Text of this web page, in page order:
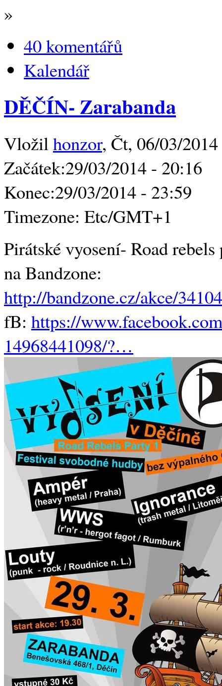
»
40 komentářů
Kalendář
DĚČÍN- Zarabanda
Vložil honzor, Čt, 06/03/
Začátek:29/03/2014 - 20:16
Konec:29/03/2014 - 23:59
Timezone: Etc/GMT+1
Pirátské vyosení- Road
na Bandzone:
http://bandzone.cz/akce/
fB: https://
14968441098/?…